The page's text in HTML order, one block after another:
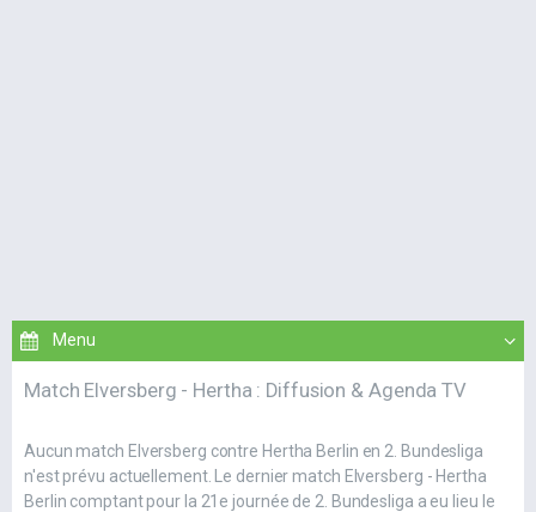
Match Elversberg - Hertha : Diffusion & Agenda TV
Aucun match Elversberg contre Hertha Berlin en 2. Bundesliga
n'est prévu actuellement. Le dernier match Elversberg - Hertha
Berlin comptant pour la 21e journée de 2. Bundesliga a eu lieu le